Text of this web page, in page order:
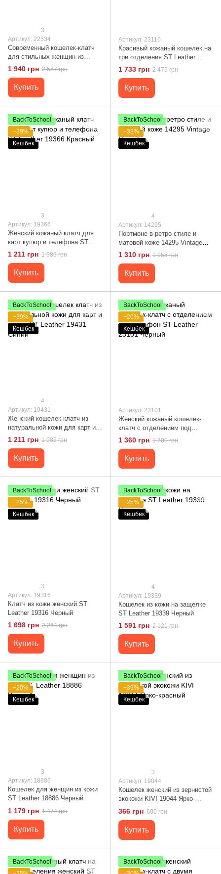
3
Артикул: 22534
Современный кошелек-клатч
для стильных женщин из
натуральной кожи ST Leather
22534 Бордовый
1 940 грн 2 587 грн
Купить
Артикул: 23110
Красивый кожаный кошелек на
три отделения ST Leather
23110 Зеленый
1 733 грн 2 475 грн
Купить
BackToSchool
−39%
Кешбек
3
Артикул: 19366
Женский кожаный клатч для
карт купюр и телефона ST
Leather 19366 Красный
1 211 грн 1 985 грн
Купить
BackToSchool
−33%
Кешбек
4
Артикул: 14295
Портмоне в ретро стиле и
матовой коже 14295 Vintage
Рыжий
1 310 грн 1 955 грн
Купить
BackToSchool
−39%
Кешбек
4
Артикул: 19431
Женский кошелек клатч из
натуральной кожи для карт и
купюр ST Leather 19431 Синий
1 211 грн 1 985 грн
Купить
BackToSchool
−20%
Кешбек
Артикул: 23101
Женский кожаный кошелек-
клатч с отделением под
телефон ST Leather 23101
1 360 грн 1 700 грн
Купить
BackToSchool
−25%
Кешбек
3
Артикул: 19316
Клатч из кожи женский ST
Leather 19316 Черный
1 698 грн 2 264 грн
Купить
BackToSchool
−25%
Кешбек
4
Артикул: 19339
Кошелек из кожи на защелке
ST Leather 19339 Черный
1 591 грн 2 121 грн
Купить
BackToSchool
−20%
Кешбек
3
Артикул: 18886
Кошелек для женщин из кожи
ST Leather 18886 Черный
1 179 грн 1 474 грн
Купить
BackToSchool
−39%
Кешбек
3
Артикул: 19044
Кошелек женский из зернистой
экокожи KIVI 19044 Ярко-
красный
366 грн 600 грн
Купить
BackToSchool
BackToSchool